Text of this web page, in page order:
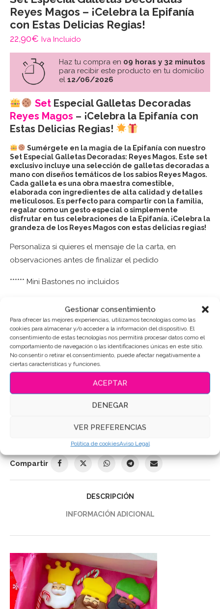
Gestionar consentimiento
Para ofrecer las mejores experiencias, utilizamos tecnologías como las
cookies para almacenar y/o acceder a la información del dispositivo. El
consentimiento de estas tecnologías nos permitirá procesar datos como el
comportamiento de navegación o las identificaciones únicas en este sitio.
No consentir o retirar el consentimiento, puede afectar negativamente a
ciertas características y funciones.
ACEPTAR
DENEGAR
VER PREFERENCIAS
Política de cookiesAviso Legal
Reyes Magos – ¡Celebra la Epifanía
con Estas Delicias Regias!
22,90€ Iva Incluido
Haz tu compra en 09 horas y 32 minutos
para recibir este producto en tu domicilio
el 12/06/2026
SetEspecial Galletas Decoradas
Reyes Magos – ¡Celebra la Epifanía con
Estas Delicias Regias!
Sumérgete en la magia de la Epifanía con nuestro
Set Especial Galletas Decoradas: Reyes Magos. Este set
exclusivo incluye una selección de galletas decoradas a
mano con diseños temáticos de los sabios Reyes Magos.
Cada galleta es una obra maestra comestible,
elaborada con ingredientes de alta calidad y detalles
meticulosos. Es perfecto para compartir con la familia,
regalar como un gesto especial o simplemente
disfrutar en tus celebraciones de la Epifanía. ¡Celebra la
grandeza de los Reyes Magos con estas delicias regias!
Personaliza si quieres el mensaje de la carta, en
observaciones antes de finalizar el pedido
****** Mini Bastones no incluidos
Puedes consultar los ingredientesaquí.
AÑADIR AL CARRITO
Galletas personalizadas,galletas reyes magos
Compartir
DESCRIPCIÓN
INFORMACIÓN ADICIONAL